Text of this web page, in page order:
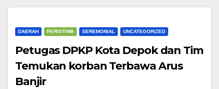
DAERAH PERISTIWA SEREMONIAL UNCATEGORIZED
Petugas DPKP Kota Depok dan Tim
Temukan korban Terbawa Arus
Banjir